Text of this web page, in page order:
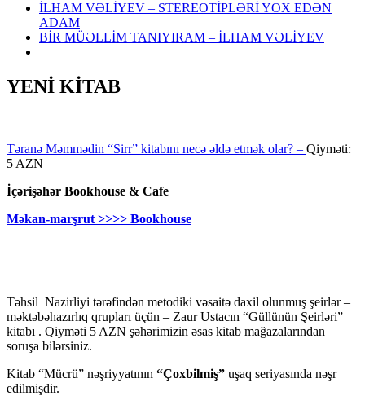
İLHAM VƏLİYEV – STEREOTİPLƏRİ YOX EDƏN
ADAM
BİR MÜƏLLİM TANIYIRAM – İLHAM VƏLİYEV
YENİ KİTAB
Təranə Məmmədin “Sirr” kitabını necə əldə etmək olar? – Qiyməti:
5 AZN
İçərişəhər Bookhouse & Cafe
Məkan-marşrut >>>> Bookhouse
Təhsil Nazirliyi tərəfindən metodiki vəsaitə daxil olunmuş şeirlər –
məktəbəhazırlıq qrupları üçün – Zaur Ustacın “Güllünün Şeirləri”
kitabı . Qiyməti 5 AZN şəhərimizin əsas kitab mağazalarından
soruşa bilərsiniz.
Kitab “Mücrü” nəşriyyatının “Çoxbilmiş” uşaq seriyasında nəşr
edilmişdir.